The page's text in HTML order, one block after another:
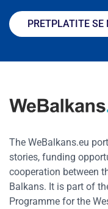
PRETPLATITE SE
The WeBalkans.eu
stories, funding
cooperation between
Balkans. It is part of
Programme for the